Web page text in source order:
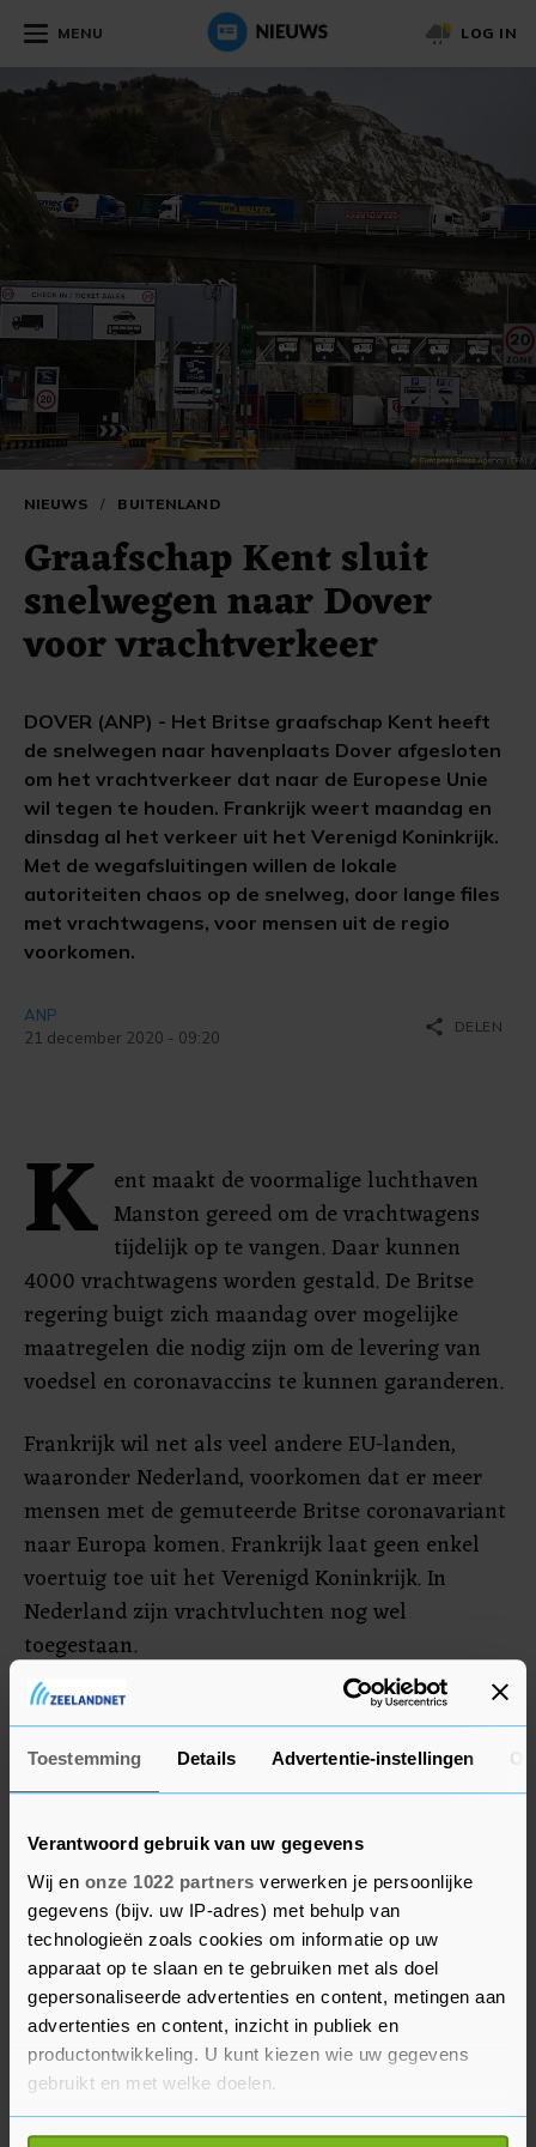
Toestemming Details Advertentie-instellingen
Verantwoord gebruik van uw gegevens
Wij en onze 1022 partners verwerken je persoonlijke
gegevens (bijv. uw IP-adres) met behulp van
technologieën zoals cookies om informatie op uw
apparaat op te slaan en te gebruiken met als doel
gepersonaliseerde advertenties en content, metingen aan
advertenties en content, inzicht in publiek en
productontwikkeling. U kunt kiezen wie uw gegevens
gebruikt en met welke doelen.
Als u het toestaat, willen we ook graag:
MENU LOG IN
NIEUWS / BUITENLAND
Graafschap Kent sluit
snelwegen naar Dover
voor vrachtverkeer
DOVER (ANP) - Het Britse graafschap Kent heeft
de snelwegen naar havenplaats Dover afgesloten
om het vrachtverkeer dat naar de Europese Unie
wil tegen te houden. Frankrijk weert maandag en
dinsdag al het verkeer uit het Verenigd Koninkrijk.
Met de wegafsluitingen willen de lokale
autoriteiten chaos op de snelweg, door lange files
met vrachtwagens, voor mensen uit de regio
voorkomen.
ANP
21 december 2020 - 09:20
share DELEN
K ent maakt de voormalige luchthaven
Manston gereed om de vrachtwagens
tijdelijk op te vangen. Daar kunnen
4000 vrachtwagens worden gestald. De Britse
regering buigt zich maandag over mogelijke
maatregelen die nodig zijn om de levering van
voedsel en coronavaccins te kunnen garanderen.
Frankrijk wil net als veel andere EU-landen,
waaronder Nederland, voorkomen dat er meer
mensen met de gemuteerde Britse coronavariant
naar Europa komen. Frankrijk laat geen enkel
voertuig toe uit het Verenigd Koninkrijk. In
Nederland zijn vrachtvluchten nog wel
toegestaan.
Vooralsnog zijn er vooral gevallen van de variant
vastgesteld in het Verenigd Koninkrijk.
Nederland kent één geval.